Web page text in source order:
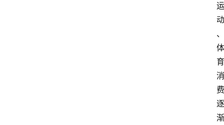
运
动
、
体
育
消
费
逐
渐